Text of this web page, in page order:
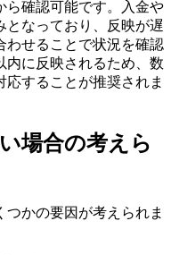
ら確認可能です。入金や
となっており、反映が遅
わせることで状況を確認
内に反映されるため、数
応することが推奨されま
場合の考えら
かの要因が考えられま